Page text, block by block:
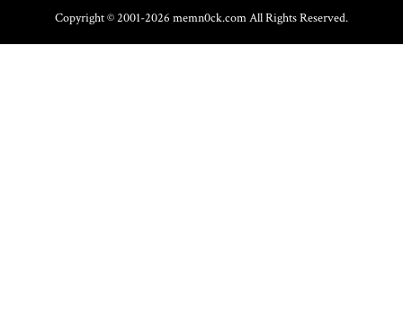
Copyright © 2001-2026 memn0ck.com All Rights Reserved.